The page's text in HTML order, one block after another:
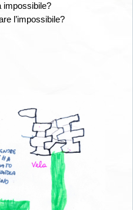
impossibile?
l’impossibile?